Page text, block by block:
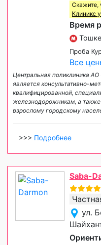
Скажите,
Клиникс
Время
Проба
Все
Центральная поликлиника АО
является консультативно-
квалифицированной,
железнодорожникам, а
взрослому городскому
>>> Подробнее
Saba-
ул.